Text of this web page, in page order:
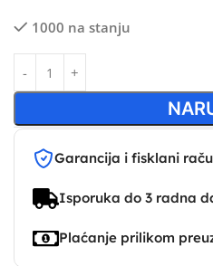
1000 na stanju
Garancija i fisklani
Isporuka do 3 radna
Plaćanje prilikom